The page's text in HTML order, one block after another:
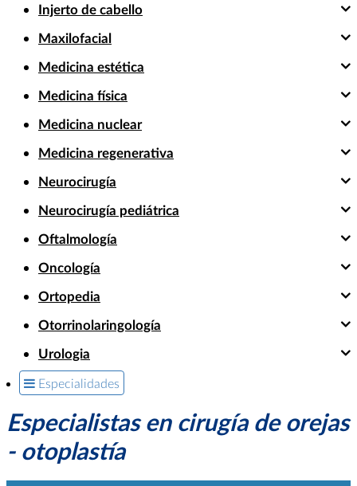
Injerto de cabello
Maxilofacial
Medicina estética
Medicina física
Medicina nuclear
Medicina regenerativa
Neurocirugía
Neurocirugía pediátrica
Oftalmología
Oncología
Ortopedia
Otorrinolaringología
Urologia
Especialidades
Especialistas en cirugía de orejas
- otoplastía